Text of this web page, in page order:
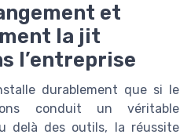
et
la jit
l’entreprise
durablement que si le
conduit un véritable
delà des outils, la réussite